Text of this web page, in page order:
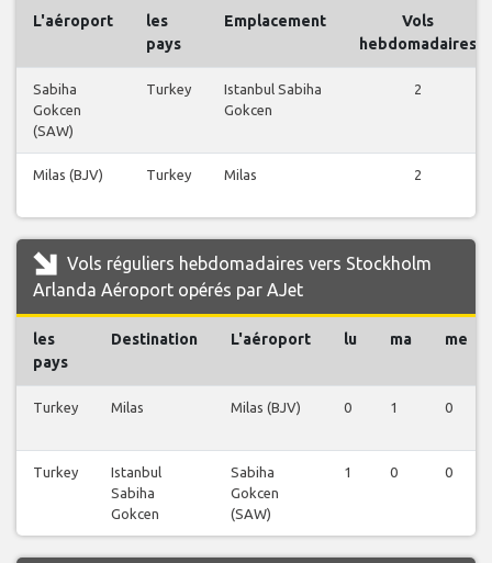
L'aéroport
les
pays
Emplacement
Vols
hebdomadaires
Sabiha
Gokcen
(SAW)
Turkey
Istanbul Sabiha
Gokcen
2
Milas (BJV) Turkey Milas 2
Vols réguliers hebdomadaires vers Stockholm
Arlanda Aéroport opérés par AJet
les
pays
Destination L'aéroport lu ma me
Turkey Milas Milas (BJV) 0 1 0
Turkey
Istanbul
Sabiha
Gokcen
Sabiha
Gokcen
(SAW)
1 0 0